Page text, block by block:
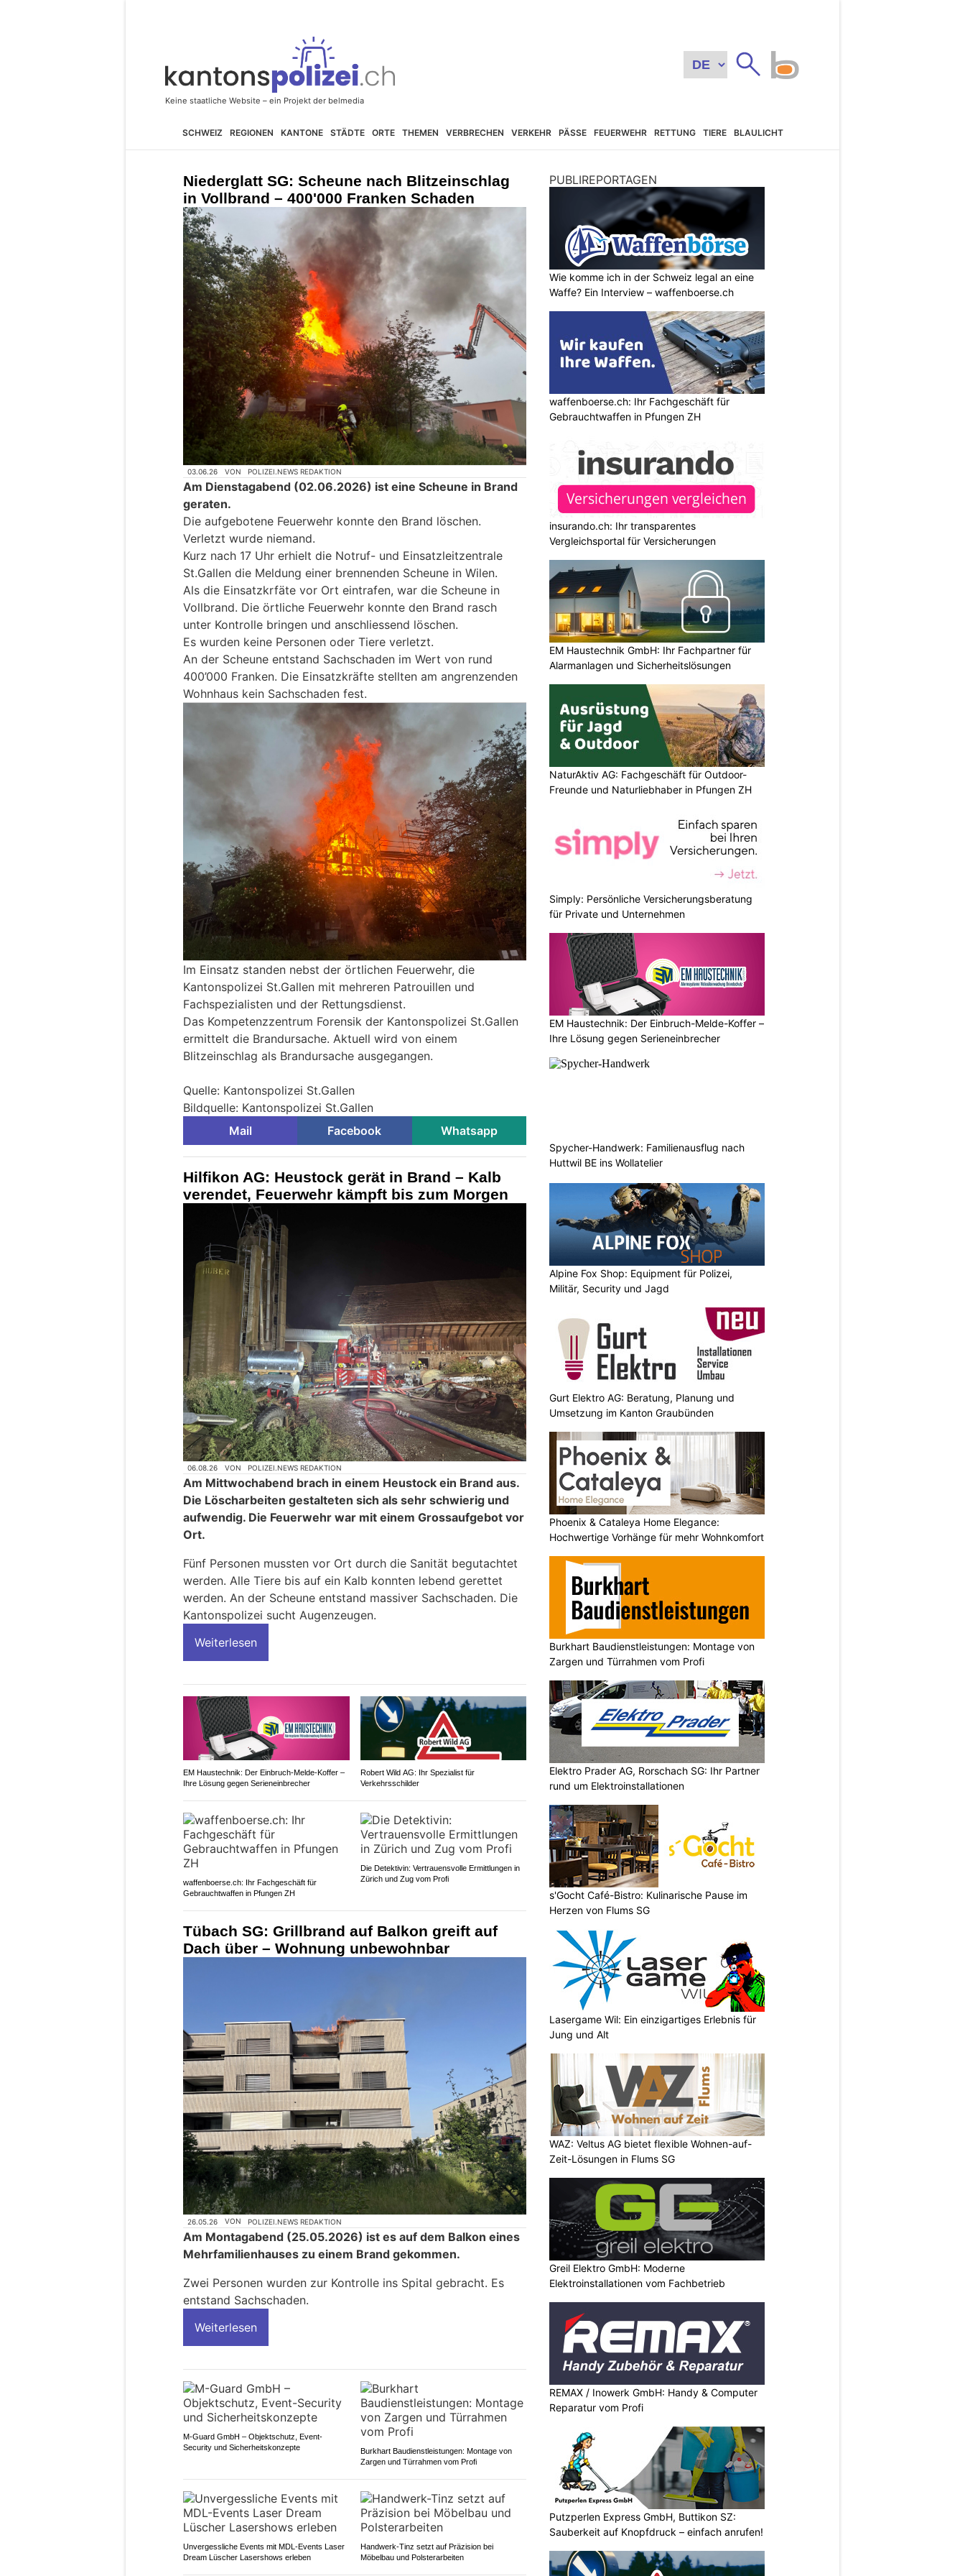
SCHWEIZ REGIONEN KANTONE STÄDTE ORTE THEMEN VERBRECHEN VERKEHR PÄSSE FEUERWEHR RETTUNG TIERE BLAULICHT
Niederglatt SG: Scheune nach Blitzeinschlag
in Vollbrand – 400'000 Franken Schaden
03.06.26 VON POLIZEI.NEWS REDAKTION
Am Dienstagabend (02.06.2026) ist eine Scheune in Brand
geraten.
Die aufgebotene Feuerwehr konnte den Brand löschen.
Verletzt wurde niemand.
Kurz nach 17 Uhr erhielt die Notruf- und Einsatzleitzentrale
St.Gallen die Meldung einer brennenden Scheune in Wilen.
Als die Einsatzkrfäte vor Ort eintrafen, war die Scheune in
Vollbrand. Die örtliche Feuerwehr konnte den Brand rasch
unter Kontrolle bringen und anschliessend löschen.
Es wurden keine Personen oder Tiere verletzt.
An der Scheune entstand Sachschaden im Wert von rund
400’000 Franken. Die Einsatzkräfte stellten am angrenzenden
Wohnhaus kein Sachschaden fest.
Im Einsatz standen nebst der örtlichen Feuerwehr, die
Kantonspolizei St.Gallen mit mehreren Patrouillen und
Fachspezialisten und der Rettungsdienst.
Das Kompetenzzentrum Forensik der Kantonspolizei St.Gallen
ermittelt die Brandursache. Aktuell wird von einem
Blitzeinschlag als Brandursache ausgegangen.
Quelle: Kantonspolizei St.Gallen
Bildquelle: Kantonspolizei St.Gallen
Mail
Facebook Whatsapp
Hilfikon AG: Heustock gerät in Brand – Kalb
verendet, Feuerwehr kämpft bis zum Morgen
06.08.26 VON POLIZEI.NEWS REDAKTION
Am Mittwochabend brach in einem Heustock ein Brand aus.
Die Löscharbeiten gestalteten sich als sehr schwierig und
aufwendig. Die Feuerwehr war mit einem Grossaufgebot vor
Ort.
Fünf Personen mussten vor Ort durch die Sanität begutachtet
werden. Alle Tiere bis auf ein Kalb konnten lebend gerettet
werden. An der Scheune entstand massiver Sachschaden. Die
Kantonspolizei sucht Augenzeugen.
Weiterlesen
EM Haustechnik: Der Einbruch-Melde-Koffer –
Ihre Lösung gegen Serieneinbrecher
Robert Wild AG: Ihr Spezialist für
Verkehrsschilder
waffenboerse.ch: Ihr Fachgeschäft für
Gebrauchtwaffen in Pfungen ZH
Die Detektivin: Vertrauensvolle Ermittlungen in
Zürich und Zug vom Profi
Tübach SG: Grillbrand auf Balkon greift auf
Dach über – Wohnung unbewohnbar
26.05.26 VON POLIZEI.NEWS REDAKTION
Am Montagabend (25.05.2026) ist es auf dem Balkon eines
Mehrfamilienhauses zu einem Brand gekommen.
Zwei Personen wurden zur Kontrolle ins Spital gebracht. Es
entstand Sachschaden.
Weiterlesen
M-Guard GmbH – Objektschutz, Event-
Security und Sicherheitskonzepte
Burkhart Baudienstleistungen: Montage von
Zargen und Türrahmen vom Profi
Unvergessliche Events mit MDL-Events Laser
Dream Lüscher Lasershows erleben
Handwerk-Tinz setzt auf Präzision bei
Möbelbau und Polsterarbeiten
PUBLIREPORTAGEN
Wie komme ich in der Schweiz legal an eine
Waffe? Ein Interview – waffenboerse.ch
waffenboerse.ch: Ihr Fachgeschäft für
Gebrauchtwaffen in Pfungen ZH
insurando.ch: Ihr transparentes
Vergleichsportal für Versicherungen
EM Haustechnik GmbH: Ihr Fachpartner für
Alarmanlagen und Sicherheitslösungen
NaturAktiv AG: Fachgeschäft für Outdoor-
Freunde und Naturliebhaber in Pfungen ZH
Simply: Persönliche Versicherungsberatung
für Private und Unternehmen
EM Haustechnik: Der Einbruch-Melde-Koffer –
Ihre Lösung gegen Serieneinbrecher
Spycher-Handwerk: Familienausflug nach
Huttwil BE ins Wollatelier
Alpine Fox Shop: Equipment für Polizei,
Militär, Security und Jagd
Gurt Elektro AG: Beratung, Planung und
Umsetzung im Kanton Graubünden
Phoenix & Cataleya Home Elegance:
Hochwertige Vorhänge für mehr Wohnkomfort
Burkhart Baudienstleistungen: Montage von
Zargen und Türrahmen vom Profi
Elektro Prader AG, Rorschach SG: Ihr Partner
rund um Elektroinstallationen
s'Gocht Café-Bistro: Kulinarische Pause im
Herzen von Flums SG
Lasergame Wil: Ein einzigartiges Erlebnis für
Jung und Alt
WAZ: Veltus AG bietet flexible Wohnen-auf-
Zeit-Lösungen in Flums SG
Greil Elektro GmbH: Moderne
Elektroinstallationen vom Fachbetrieb
REMAX / Inowerk GmbH: Handy & Computer
Reparatur vom Profi
Putzperlen Express GmbH, Buttikon SZ:
Sauberkeit auf Knopfdruck – einfach anrufen!